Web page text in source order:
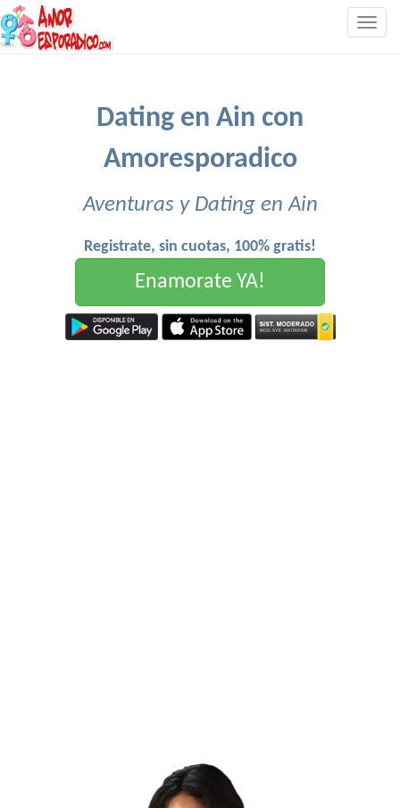
Dating en Ain con
Amoresporadico
Aventuras y Dating en Ain
Registrate, sin cuotas, 100% gratis!
Enamorate YA!